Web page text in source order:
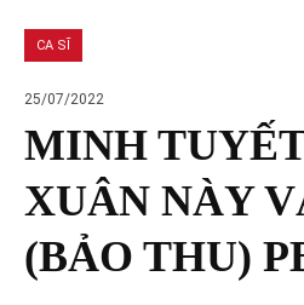
CA SĨ
25/07/2022
MINH
XUÂN NÀY
(BẢO THU)